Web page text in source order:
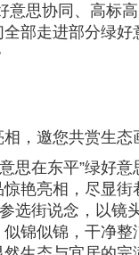
意思协同、高标
部走进部分绿
，邀您共赏生态
思在东平”绿好
艳亮相，尽显
选街说念，以镜
锦似锦，干净